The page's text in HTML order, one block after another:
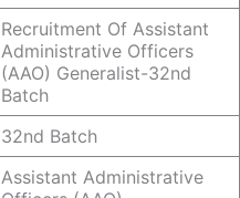
Recruitment Of Assistant
Administrative Officers
(AAO) Generalist-32nd
Batch
32nd Batch
Assistant Administrative